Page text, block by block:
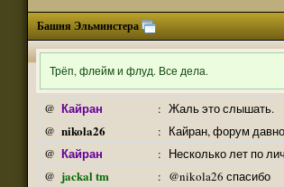
Башня Эльминстера
Трёп, флейм и флуд. Все дела.
@ Кайран : Жаль это слышать.
@ nikola26 : Кайран, форум
@ Кайран : Несколько лет по
@ jackal tm : @nikola26 спасибо